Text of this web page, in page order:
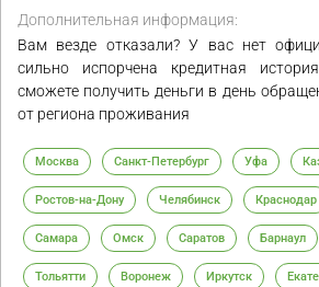
Дополнительная информация:
Вам везде отказали? У вас нет
сильно испорчена кредитная
сможете получить деньги в день
от региона проживания
Москва Санкт-Петербург Уфа
Ростов-на-Дону Челябинск Краснодар
Самара Омск Саратов Барнаул
Тольятти Воронеж Иркутск